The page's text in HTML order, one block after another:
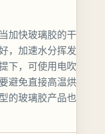
加快玻璃胶的干
，加速水分挥发
下，可使用电吹
避免直接高温烘
的玻璃胶产品也